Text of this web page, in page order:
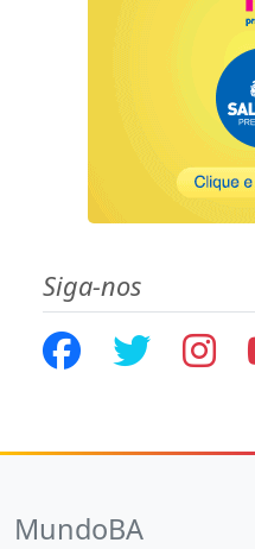
Siga-nos
MundoBA